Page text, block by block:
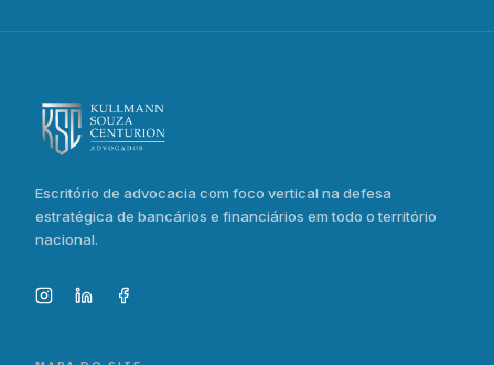
Escritório de advocacia com foco vertical na defesa
estratégica de bancários e financiários em todo o território
nacional.